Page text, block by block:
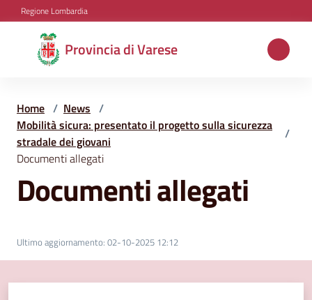
Vai al contenuto
Vai alla navigazione
Vai al footer
Regione Lombardia
Provincia di Varese
Provincia
di
Aree
tematiche
Servizi
Home / News /
Mobilità sicura: presentato il progetto sulla sicurezza
stradale dei giovani
/
Documenti allegati
Documenti allegati
Ultimo aggiornamento: 02-10-2025 12:12